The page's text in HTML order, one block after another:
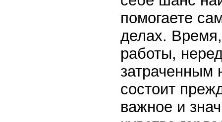
помогаете
делах.
работы,
затраченным
состоит
важное и